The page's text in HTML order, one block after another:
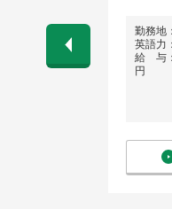
勤務地
英語力
給 与
円